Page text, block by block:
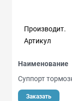
Производит.
Артикул
Наименование
Суппорт
Заказать